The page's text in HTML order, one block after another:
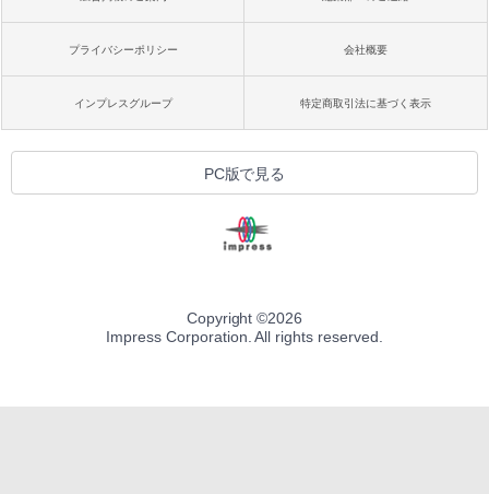
プライバシーポリシー 会社概要
インプレスグループ 特定商取引法に基づく表示
PC版で見る
Copyright ©2026
Impress Corporation. All rights reserved.